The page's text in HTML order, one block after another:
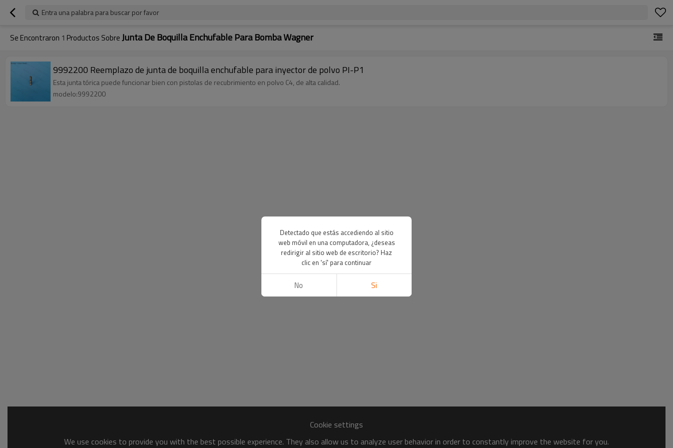
Entra una palabra para buscar por favor
Se Encontraron 1 Productos SobreJunta De Boquilla Enchufable Para Bomba Wagner
9992200 Reemplazo de junta de boquilla enchufable para inyector de polvo PI-P1
Esta junta tórica puede funcionar bien con pistolas de recubrimiento en polvo C4, de alta calidad.
modelo:9992200
Cookie settings
We use cookies to provide you with the best possible experience. They also allow us to analyze user behavior in order to constantly improve the website for you.
Detectado que estás accediendo al sitio
web móvil en una computadora, ¿deseas
redirigir al sitio web de escritorio? Haz
clic en 'sí' para continuar
No Si